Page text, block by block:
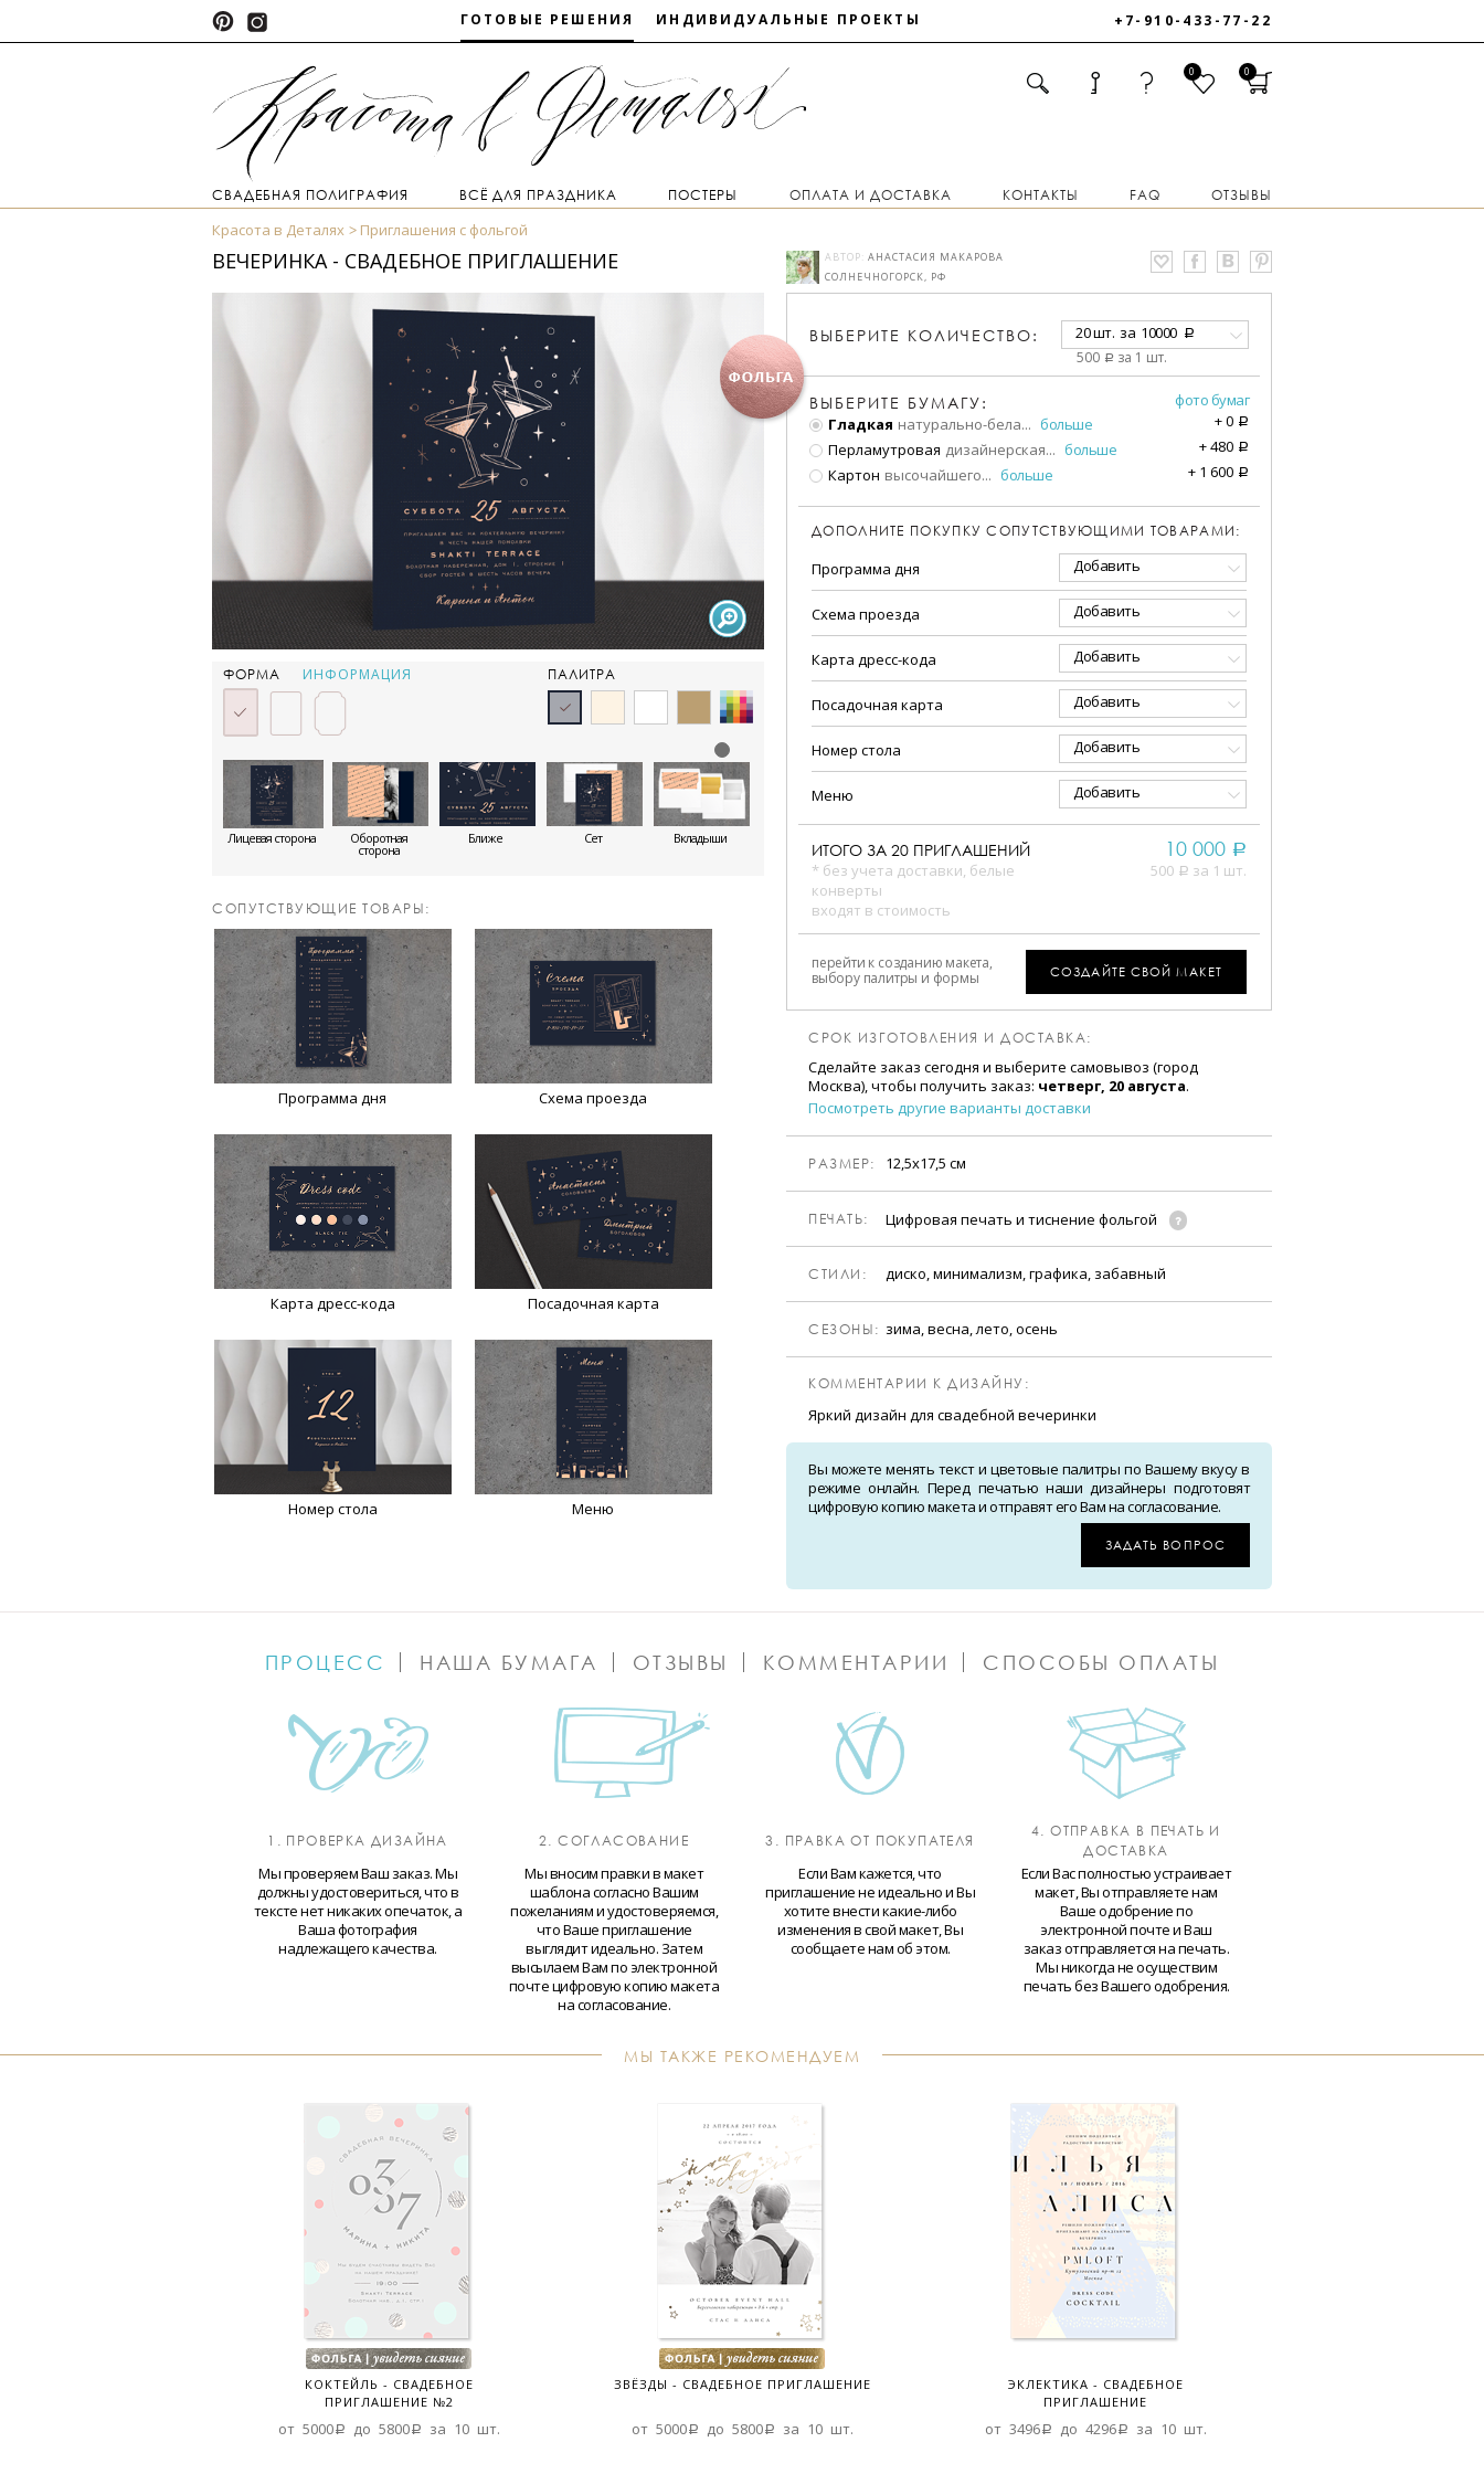
ГОТОВЫЕ РЕШЕНИЯ ИНДИВИДУАЛЬНЫЕ ПРОЕКТЫ +7-910-433-77-22
0 0
СВАДЕБНАЯ ПОЛИГРАФИЯ ВСЁ ДЛЯ ПРАЗДНИКА ПОСТЕРЫ ОПЛАТА И ДОСТАВКА КОНТАКТЫ FAQ ОТЗЫВЫ
Красота в Деталях Приглашения с фольгой
ВЕЧЕРИНКА - СВАДЕБНОЕ ПРИГЛАШЕНИЕ
ФОРМА ИНФОРМАЦИЯ ПАЛИТРА
Лицевая сторона Оборотная
сторона
Ближе Сет Вкладыши
CОПУТСТВУЮЩИЕ ТОВАРЫ:
Программа дня Схема проезда
Карта дресс-кода Посадочная карта
Номер стола Меню
АВТОР: АНАСТАСИЯ МАКАРОВА
СОЛНЕЧНОГОРСК, РФ
ВЫБЕРИТЕ КОЛИЧЕСТВО: 20 шт. за 10000 a
500 a за 1 шт.
ВЫБЕРИТЕ БУМАГУ:
фото бумаг
Гладкая натурально-бела... больше +0 a
Перламутровая дизайнерская... больше +480 a
Картон высочайшего... больше + 1 600 a
ДОПОЛНИТЕ ПОКУПКУ СОПУТСТВУЮЩИМИ ТОВАРАМИ:
Программа дня Добавить
Схема проезда Добавить
Карта дресс-кода Добавить
Посадочная карта Добавить
Номер стола Добавить
Меню Добавить
ИТОГО ЗА 20 ПРИГЛАШЕНИЙ
* без учета доставки, белые
конверты
входят в стоимость
10 000 a
500 a за 1 шт.
перейти к созданию макета,
выбору палитры и формы
СОЗДАЙТЕ СВОЙ МАКЕТ
СРОК ИЗГОТОВЛЕНИЯ И ДОСТАВКА:
Сделайте заказ сегодня и выберите самовывоз (город
Москва), чтобы получить заказ: четверг, 20 августа.
Посмотреть другие варианты доставки
РАЗМЕР: 12,5х17,5 см
ПЕЧАТЬ: Цифровая печать и тиснение фольгой
CТИЛИ: диско, минимализм, графика, забавный
CЕЗОНЫ: зима, весна, лето, осень
КОММЕНТАРИИ К ДИЗАЙНУ:
Яркий дизайн для свадебной вечеринки
Вы можете менять текст и цветовые палитры по Вашему вкусу в
режиме онлайн. Перед печатью наши дизайнеры подготовят
цифровую копию макета и отправят его Вам на согласование.
ЗАДАТЬ ВОПРОС
ПРОЦЕСС НАША БУМАГА ОТЗЫВЫ КОММЕНТАРИИ СПОСОБЫ ОПЛАТЫ
1. ПРОВЕРКА ДИЗАЙНА
Мы проверяем Ваш заказ. Мы
должны удостовериться, что в
тексте нет никаких опечаток, а
Ваша фотография
надлежащего качества.
2. СОГЛАСОВАНИЕ
Мы вносим правки в макет
шаблона согласно Вашим
пожеланиям и удостоверяемся,
что Ваше приглашение
выглядит идеально. Затем
высылаем Вам по электронной
почте цифровую копию макета
на согласование.
3. ПРАВКА ОТ ПОКУПАТЕЛЯ
Если Вам кажется, что
приглашение не идеально и Вы
хотите внести какие-либо
изменения в свой макет, Вы
сообщаете нам об этом.
4. ОТПРАВКА В ПЕЧАТЬ И
ДОСТАВКА
Если Вас полностью устраивает
макет, Вы отправляете нам
Ваше одобрение по
электронной почте и Ваш
заказ отправляется на печать.
Мы никогда не осуществим
печать без Вашего одобрения.
МЫ ТАКЖЕ РЕКОМЕНДУЕМ
КОКТЕЙЛЬ - СВАДЕБНОЕ
ПРИГЛАШЕНИЕ №2
от 5000a до 5800a за 10 шт.
ЗВЁЗДЫ - СВАДЕБНОЕ ПРИГЛАШЕНИЕ
от 5000a до 5800a за 10 шт.
ЭКЛЕКТИКА - СВАДЕБНОЕ
ПРИГЛАШЕНИЕ
от 3496a до 4296a за 10 шт.